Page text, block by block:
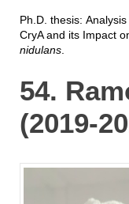
Ph.D. thesis:
CryA and its Impact
nidulans.
54.
(2019-